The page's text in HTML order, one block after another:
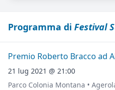
Programma di Festival
Premio Roberto Bracco ad
21 lug 2021 @ 21:00
Parco Colonia Montana •